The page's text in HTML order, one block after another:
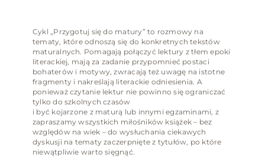
Cykl „Przygotuj się do matury” to rozmowy na
tematy, które odnoszą się do konkretnych tekstów
maturalnych. Pomagają połączyć lektury z tłem epoki
literackiej, mają za zadanie przypomnieć postaci
bohaterów i motywy, zwracają też uwagę na istotne
fragmenty i nakreślają literackie odniesienia. A
ponieważ czytanie lektur nie powinno się ograniczać
tylko do szkolnych czasów
i być kojarzone z maturą lub innymi egzaminami, z
zapraszamy wszystkich miłośników książek – bez
względów na wiek – do wysłuchania ciekawych
dyskusji na tematy zaczerpnięte z tytułów, po które
niewątpliwie warto sięgnąć.